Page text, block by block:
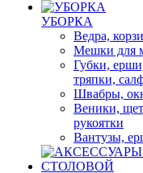
УБОРКА
Ведра,
Мешки для
Губки,
тряпки,
Швабры,
Веники,
рукоятки
Вантузы,